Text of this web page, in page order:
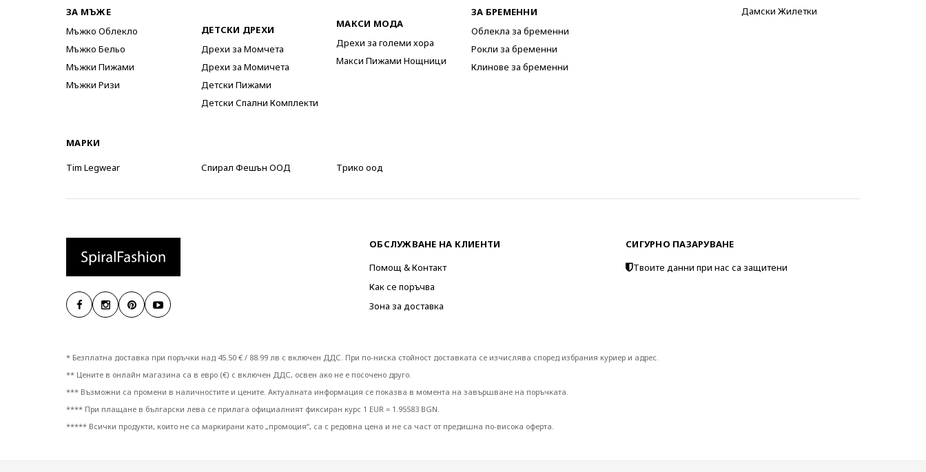
ЗА МЪЖЕ
Мъжко Облекло
Мъжко Бельо
Мъжки Пижами
Мъжки Ризи
ДЕТСКИ ДРЕХИ
Дрехи за Момчета
Дрехи за Момичета
Детски Пижами
Детски Спални Комплекти
МАКСИ МОДА
Дрехи за големи хора
Макси Пижами Нощници
ЗА БРЕМЕННИ
Облекла за бременни
Рокли за бременни
Клинове за бременни
Дамски Жилетки
МАРКИ
Tim Legwear
Спирал Фешън ООД Трико оод
ОБСЛУЖВАНЕ НА КЛИЕНТИ
Помощ & Контакт
Как се поръчва
Зона за доставка
СИГУРНО ПАЗАРУВАНЕ
Твоите данни при нас са защитени
* Безплатна доставка при поръчки над 45.50 € / 88.99 лв с включен ДДС. При по-ниска стойност доставката се изчислява според избрания куриер и адрес.
** Цените в онлайн магазина са в евро (€) с включен ДДС, освен ако не е посочено друго.
*** Възможни са промени в наличностите и цените. Актуалната информация се показва в момента на завършване на поръчката.
**** При плащане в български лева се прилага официалният фиксиран курс 1 EUR = 1.95583 BGN.
***** Всички продукти, които не са маркирани като „промоция“, са с редовна цена и не са част от предишна по-висока оферта.